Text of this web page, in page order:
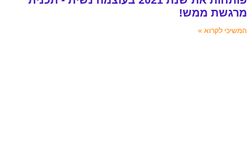
מרגשת ממש!
המשיכי לקרוא »